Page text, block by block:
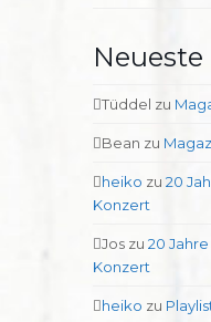
Tüddel zu
Bean zu
heiko zu 20
Konzert
Jos zu 20
Konzert
heiko zu